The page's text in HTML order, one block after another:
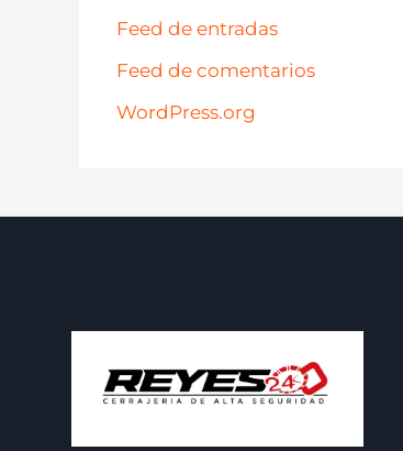
Feed de entradas
Feed de comentarios
WordPress.org